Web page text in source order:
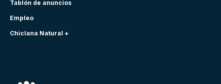
Tablón de anuncios
Empleo
Chiclana Natural +